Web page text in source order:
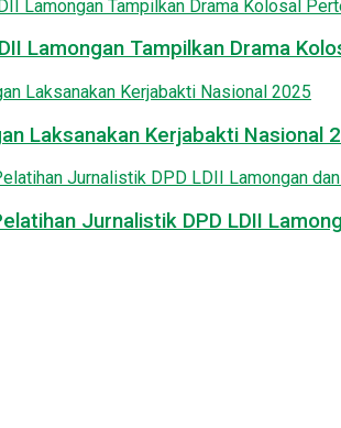
Lamongan Tampilkan Drama
Laksanakan Kerjabakti Nasional
Jurnalistik DPD LDII